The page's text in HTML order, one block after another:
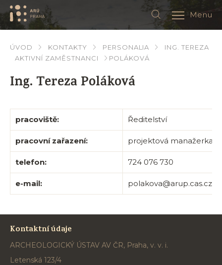
Menu
ÚVOD KONTAKTY
PERSONALIA
AKTIVNÍ ZAMĚSTNANCI
ING. TEREZA
POLÁKOVÁ
Ing. Tereza Poláková
pracoviště: Ředitelství
pracovní zařazení: projektová manažerka
telefon: 724 076 730
e-mail: polakova@arup.cas.cz
Kontaktní údaje
ARCHEOLOGICKÝ ÚSTAV AV ČR, Praha, v. v. i.
Letenská 123/4